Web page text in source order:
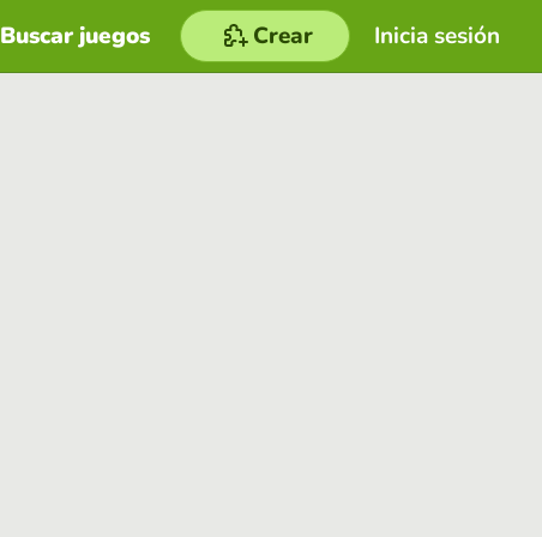
Inicia sesión
Buscar juegos Crear